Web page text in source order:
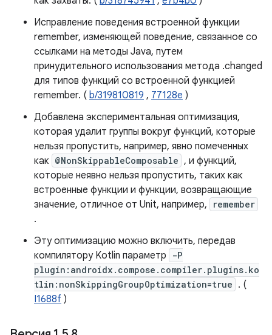
Исправление поведения встроенной функции
remember, изменяющей поведение, связанное со
ссылками на методы Java, путем
принудительного использования метода .changed
для типов функций со встроенной функцией
remember. ( b/319810819 , 77128e )
Добавлена ​​экспериментальная оптимизация,
которая удалит группы вокруг функций, которые
нельзя пропустить, например, явно помеченных
как @NonSkippableComposable , и функций,
которые неявно нельзя пропустить, таких как
встроенные функции и функции, возвращающие
значение, отличное от Unit, например,
remember
.
Эту оптимизацию можно включить, передав
компилятору Kotlin параметр
-P
plugin:androidx.compose.compiler.plugins.ko
tlin:nonSkippingGroupOptimization=true . (
I1688f )